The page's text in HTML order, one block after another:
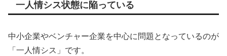
一人情シス状態に陥っている
中小企業やベンチャー企業を中心に問題となっているのが
「一人情シス」です。